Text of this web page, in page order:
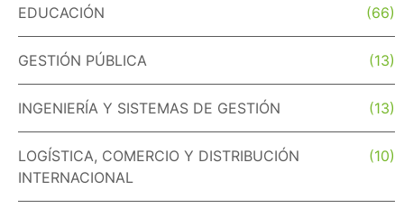
EDUCACIÓN (66)
GESTIÓN PÚBLICA (13)
INGENIERÍA Y SISTEMAS DE GESTIÓN (13)
LOGÍSTICA, COMERCIO Y DISTRIBUCIÓN
INTERNACIONAL
(10)